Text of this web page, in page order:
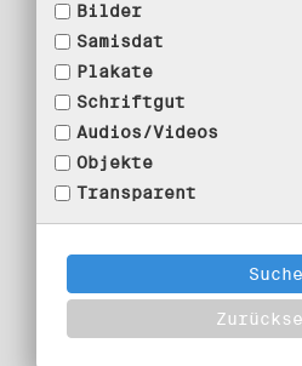
Bilder
Samisdat
Plakate
Schriftgut
Audios/Videos
Objekte
Transparent